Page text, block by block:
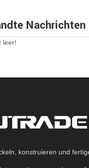
Nachrichten
leer!
konstruieren und